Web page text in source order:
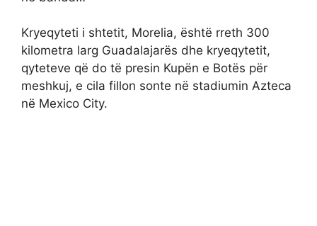
Kryeqyteti i shtetit, Morelia, është rreth 300
kilometra larg Guadalajarës dhe kryeqytetit,
qyteteve që do të presin Kupën e Botës për
meshkuj, e cila fillon sonte në stadiumin Azteca
në Mexico City.